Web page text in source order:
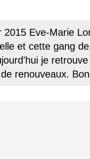
2015 Eve-Marie
et cette gang
je
renouveaux.